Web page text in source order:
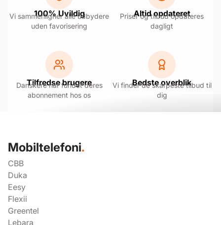
100% Uvildig
Vi sammenligner alle udbydere
uden favorisering
Altid opdateret
Priser og tilbud opdateres
dagligt
Tilfredse brugere
Danskere har fundet deres
abonnement hos os
Bedste overblik
Vi finder de skarpeste tilbud til
dig
Mobiltelefoni.
CBB
Duka
Eesy
Flexii
Greentel
Lebara